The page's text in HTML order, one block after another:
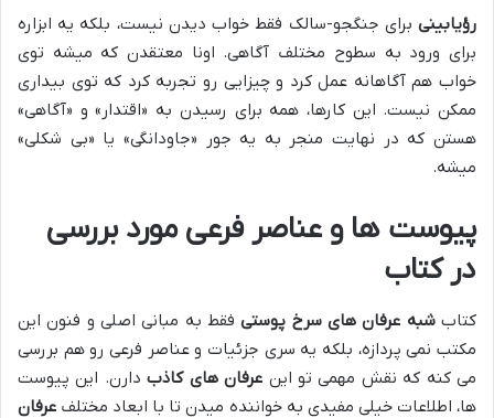
رؤیابینی برای جنگجو-سالک فقط خواب دیدن نیست، بلکه یه ابزاره
برای ورود به سطوح مختلف آگاهی. اونا معتقدن که میشه توی
خواب هم آگاهانه عمل کرد و چیزایی رو تجربه کرد که توی بیداری
ممکن نیست. این کارها، همه برای رسیدن به «اقتدار» و «آگاهی»
هستن که در نهایت منجر به یه جور «جاودانگی» یا «بی شکلی»
میشه.
پیوست ها و عناصر فرعی مورد بررسی
در کتاب
کتابشبه عرفان های سرخ پوستیفقط به مبانی اصلی و فنون این
مکتب نمی پردازه، بلکه یه سری جزئیات و عناصر فرعی رو هم بررسی
می کنه که نقش مهمی تو این عرفان های کاذبدارن. این پیوست
ها، اطلاعات خیلی مفیدی به خواننده میدن تا با ابعاد مختلف عرفان